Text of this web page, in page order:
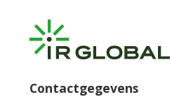
Contactgegevens